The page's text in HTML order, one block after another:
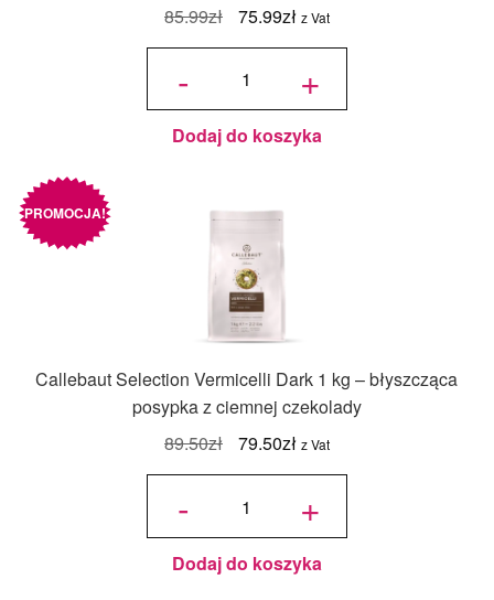
85.99zł
Pierwotna
cena
wynosiła:
75.99złAktualna
cena
75.99zł.
z Vat
-
ilość
Vermicelli
Milk 1 kg –
błyszcząca
posypka z
mlecznej
+
Dodaj do koszyka
Callebaut Selection Vermicelli Dark 1 kg – błyszcząca
posypka z ciemnej czekolady
PROMOCJA!
89.50zł
Pierwotna
cena
wynosiła:
79.50złAktualna
cena
79.50zł.
z Vat
-
ilość
Vermicelli
Dark 1 kg
–
błyszcząca
posypka z
czekolady
+
Dodaj do koszyka